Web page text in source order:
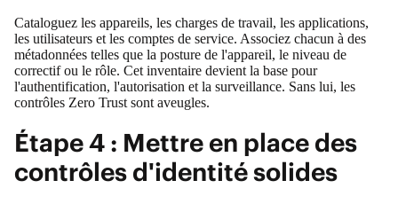
Cataloguez les appareils, les charges de travail, les applications,
les utilisateurs et les comptes de service. Associez chacun à des
métadonnées telles que la posture de l'appareil, le niveau de
correctif ou le rôle. Cet inventaire devient la base pour
l'authentification, l'autorisation et la surveillance. Sans lui, les
contrôles Zero Trust sont aveugles.
Étape 4 : Mettre en place des
contrôles d'identité solides